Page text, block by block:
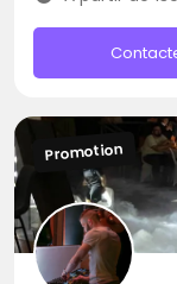
Promotion